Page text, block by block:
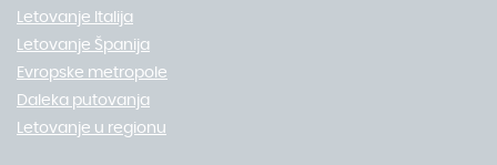
Letovanje Italija
Letovanje Španija
Evropske metropole
Daleka putovanja
Letovanje u regionu